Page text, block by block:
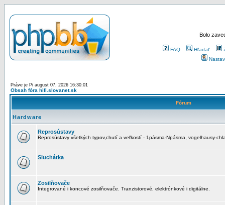
Bolo
FAQ Hľadať
Práve je Pi august 07, 2026 16:30:01
Obsah fóra hifi.slovanet.sk
Fórum
Hardware
Reprosústavy
Reprosústavy všetkých typov,chutí a veľkostí - 1pásma-Npásma, vogelhausy-
Sluchátka
Zosilňovače
Integrované i koncové zosilňovače. Tranzistorové, elektrónkové i digitálne.